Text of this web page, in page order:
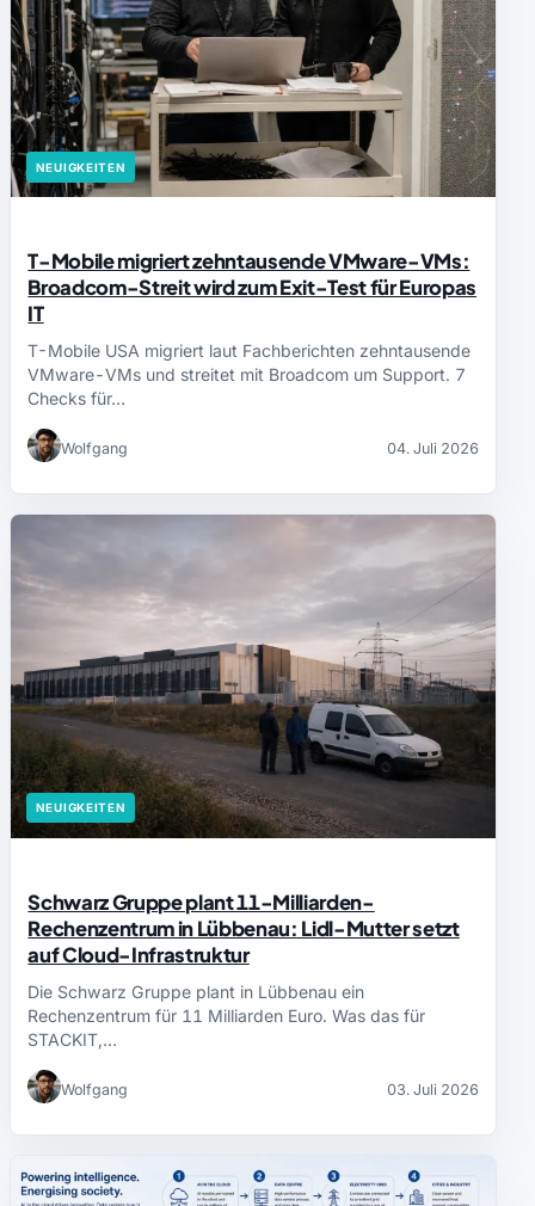
NEUIGKEITEN
T-Mobile migriert zehntausende VMware-VMs:
Broadcom-Streit wird zum Exit-Test für Europas
IT
T-Mobile USA migriert laut Fachberichten zehntausende
VMware-VMs und streitet mit Broadcom um Support. 7
Checks für…
Wolfgang 04. Juli 2026
NEUIGKEITEN
Schwarz Gruppe plant 11-Milliarden-
Rechenzentrum in Lübbenau: Lidl-Mutter setzt
auf Cloud-Infrastruktur
Die Schwarz Gruppe plant in Lübbenau ein
Rechenzentrum für 11 Milliarden Euro. Was das für
STACKIT,…
Wolfgang 03. Juli 2026